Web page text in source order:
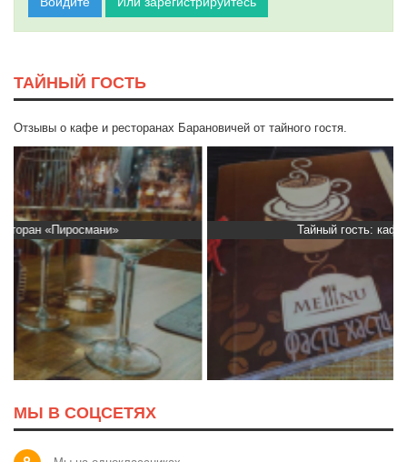
ТАЙНЫЙ ГОСТЬ
Отзывы о кафе и ресторанах Барановичей от тайного гостя.
Тайный гость: кафе «Фасти Хасти»
МЫ В СОЦСЕТЯХ